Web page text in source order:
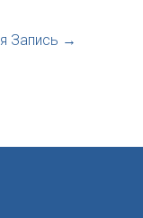
Запись →